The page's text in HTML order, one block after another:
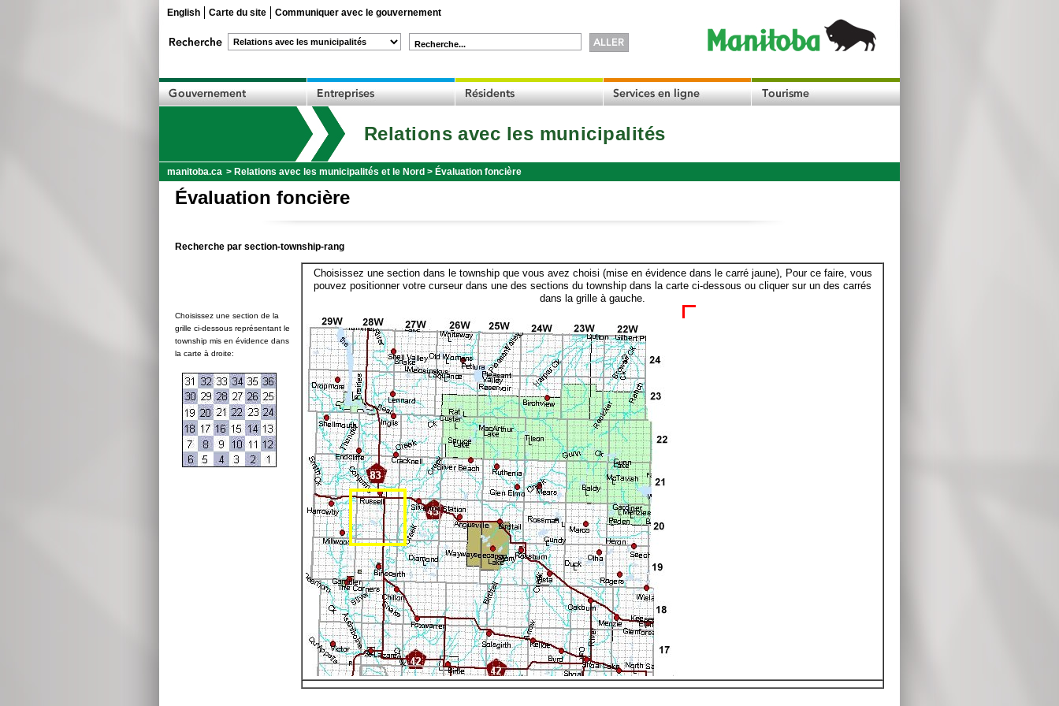
English Carte du site Communiquer avec le gouvernement
Recherche...
Relations avec les municipalités
manitoba.ca > Relations avec les municipalités et le Nord > Évaluation foncière
Évaluation foncière
Recherche par section-township-rang
Choisissez une section de la
grille ci-dessous représentant le
township mis en évidence dans
la carte à droite:
Choisissez une section dans le township que vous avez choisi (mise en évidence dans le carré jaune), Pour ce faire, vous
pouvez positionner votre curseur dans une des sections du township dans la carte ci-dessous ou cliquer sur un des carrés
dans la grille à gauche.